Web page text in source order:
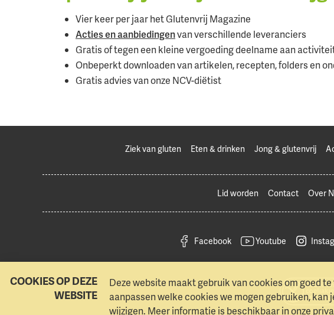
Vier keer per jaar het Glutenvrij Magazine
Acties en aanbiedingenvan verschillende leveranciers
Gratis of tegen een kleine vergoeding deelname aan
Onbeperkt downloaden van artikelen, recepten, folders en
Gratis advies van onze NCV-diëtist
Ziek van gluten Eten & drinken Jong & glutenvrij
Lid worden Contact Over
Facebook Youtube
COOKIES OP DEZE
WEBSITE
Deze website maakt gebruik van cookies om goed
aanpassen welke cookies we mogen gebruiken,
wijzigen. Meer informatie is beschikbaar in onze